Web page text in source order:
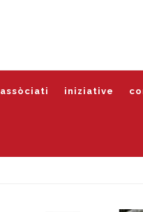
assòciati iniziative